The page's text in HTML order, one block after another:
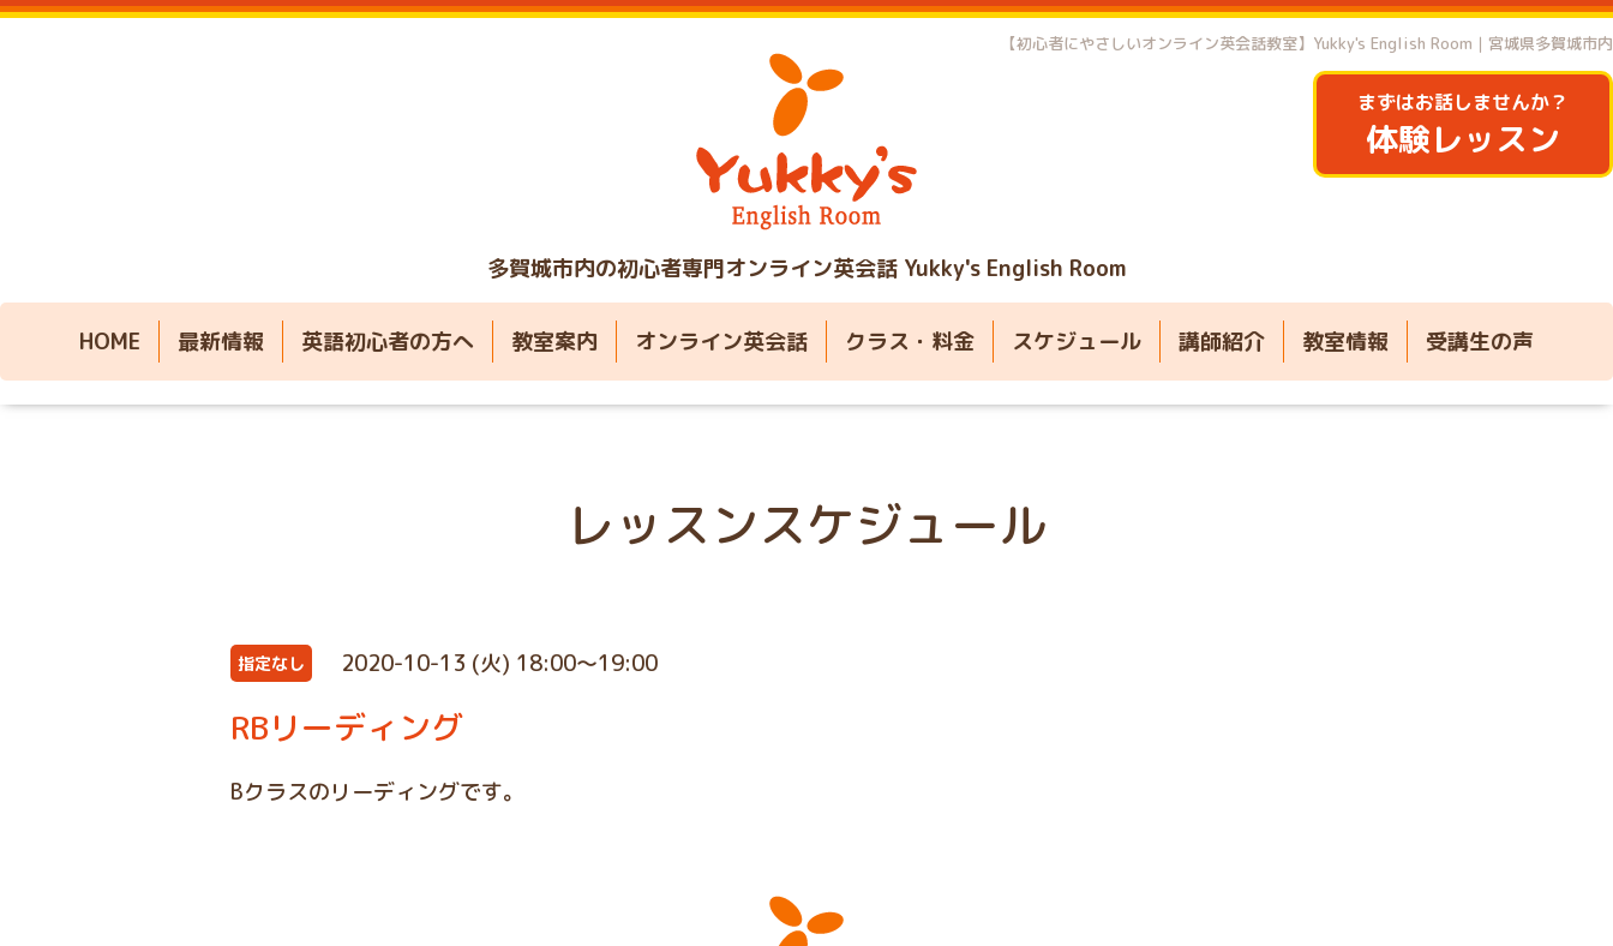
多賀城市内の初心者専門オンライン英会話 Yukky's English Room
【初心者にやさしいオンライン英会話教室】Yukky's English Room｜宮城県多賀城市内
まずはお話しませんか？
体験レッスン
HOME 最新情報 英語初心者の方へ 教室案内 オンライン英会話 クラス・料金 スケジュール 講師紹介 教室情報 受講生の声
レッスンスケジュール
指定なし 2020-10-13 (火) 18:00～19:00
RBリーディング
Bクラスのリーディングです。